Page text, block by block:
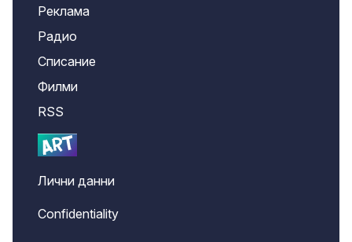
Реклама
Радио
Списание
Филми
RSS
Лични данни
Confidentiality